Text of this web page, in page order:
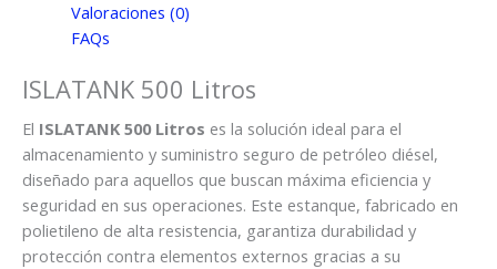
Valoraciones (0)
FAQs
ISLATANK 500 Litros
El ISLATANK 500 Litros es la solución ideal para el
almacenamiento y suministro seguro de petróleo diésel,
diseñado para aquellos que buscan máxima eficiencia y
seguridad en sus operaciones. Este estanque, fabricado en
polietileno de alta resistencia, garantiza durabilidad y
protección contra elementos externos gracias a su